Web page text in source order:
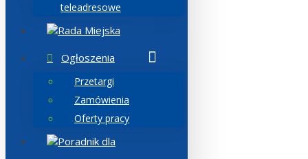
teleadresowe
Rada Miejska
Ogłoszenia
Przetargi
Zamówienia
Oferty pracy
Poradnik dla